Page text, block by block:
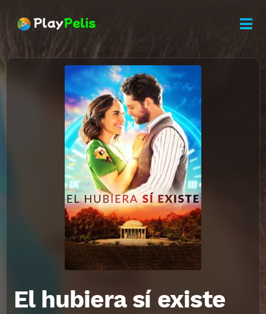
El hubiera sí existe